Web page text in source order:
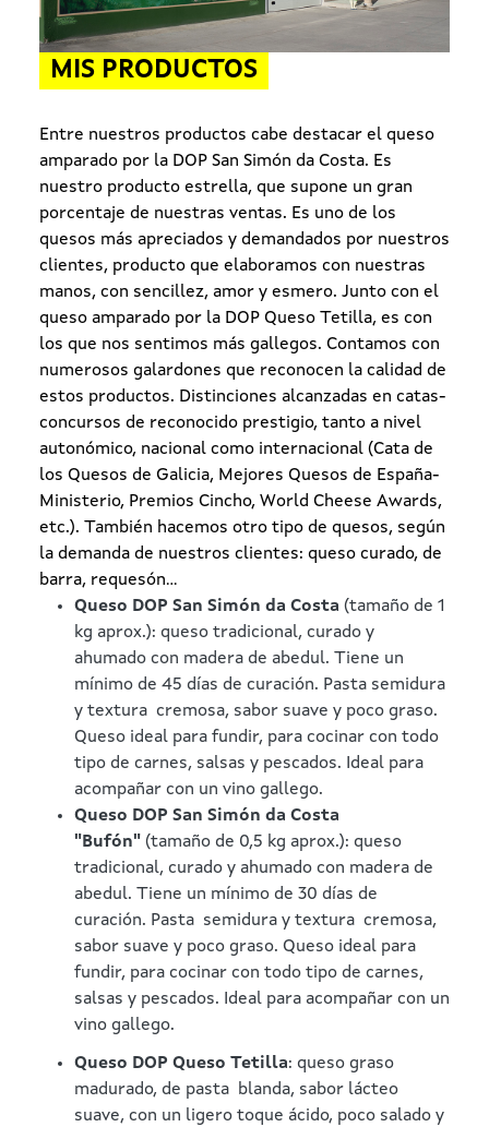
MIS PRODUCTOS
Entre nuestros productos cabe destacar el queso
amparado por la DOP San Simón da Costa. Es
nuestro producto estrella, que supone un gran
porcentaje de nuestras ventas. Es uno de los
quesos más apreciados y demandados por nuestros
clientes, producto que elaboramos con nuestras
manos, con sencillez, amor y esmero. Junto con el
queso amparado por la DOP Queso Tetilla, es con
los que nos sentimos más gallegos. Contamos con
numerosos galardones que reconocen la calidad de
estos productos. Distinciones alcanzadas en catas-
concursos de reconocido prestigio, tanto a nivel
autonómico, nacional como internacional (Cata de
los Quesos de Galicia, Mejores Quesos de España-
Ministerio, Premios Cincho, World Cheese Awards,
etc.). También hacemos otro tipo de quesos, según
la demanda de nuestros clientes: queso curado, de
barra, requesón...
Queso DOP San Simón da Costa (tamaño de 1
kg aprox.): queso tradicional, curado y
ahumado con madera de abedul. Tiene un
mínimo de 45 días de curación. Pasta semidura
y textura cremosa, sabor suave y poco graso.
Queso ideal para fundir, para cocinar con todo
tipo de carnes, salsas y pescados. Ideal para
acompañar con un vino gallego.
Queso DOP San Simón da Costa
"Bufón" (tamaño de 0,5 kg aprox.): queso
tradicional, curado y ahumado con madera de
abedul. Tiene un mínimo de 30 días de
curación. Pasta semidura y textura cremosa,
sabor suave y poco graso. Queso ideal para
fundir, para cocinar con todo tipo de carnes,
salsas y pescados. Ideal para acompañar con un
vino gallego.
Queso DOP Queso Tetilla: queso graso
madurado, de pasta blanda, sabor lácteo
suave, con un ligero toque ácido, poco salado y